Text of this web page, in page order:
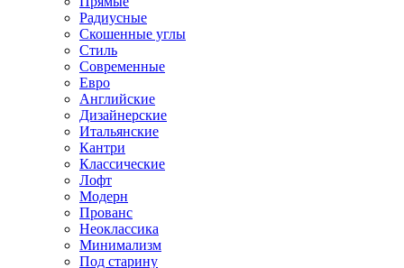
Радиусные
Скошенные углы
Стиль
Современные
Евро
Английские
Дизайнерские
Итальянские
Кантри
Классические
Лофт
Модерн
Прованс
Неоклассика
Минимализм
Под старину